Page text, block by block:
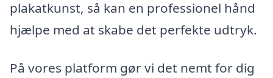
plakatkunst, så kan en professionel hånd
hjælpe med at skabe det perfekte udtryk.
På vores platform gør vi det nemt for dig